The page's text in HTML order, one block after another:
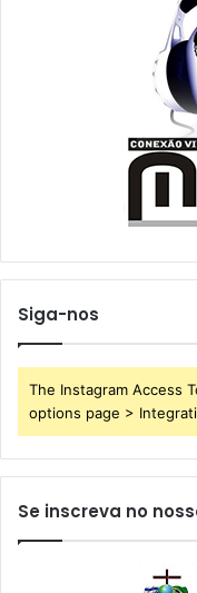
Siga-nos
The Instagram Access
options page >
Se inscreva no